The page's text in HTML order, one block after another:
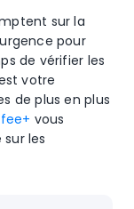
sur la
pour
de vérifier les
votre
de plus en plus
vous
les